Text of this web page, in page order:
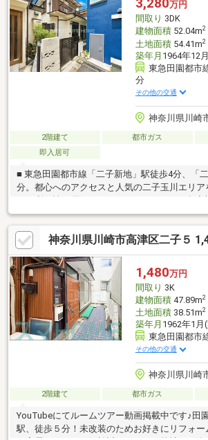
口・武蔵小杉も自転車圏内です。3,280万円
間取り 3DK
建物面積52.04m2
土地面積54.41m2
築年月 1964年12
東急田園都市
分
その他の交通
神奈川県川崎
2階建て 都市ガス
即入居可
■ 東急田園都市線「二子新地」駅徒歩4分、「
分。都心へのアクセスと人気の二子玉川エリア
四季折々の自然を感じながら、散歩やジョギ
など、ゆとりあるリバーサイドライフを満喫
ー・コンビニ・商店街が徒歩圏内に揃い、毎日
適。人気の「二子玉川ライズ」へも徒歩約14
やグルメを気軽に楽しめます。■ 多摩川や二子
を身近に感じながら、自分らしい暮らしを実
住環境を兼ね備えた住まいです。
神奈川県川崎市高津区二子５
1,480万円
間取り 3K
建物面積47.89m2
土地面積38.51m2
築年月 1962年1月
東急田園都市
その他の交通
神奈川県川崎
2階建て 都市ガス
YouTubeにてルームツアー動画掲載中です♪田
駅、徒歩５分！未改装のためお好きにリフォー